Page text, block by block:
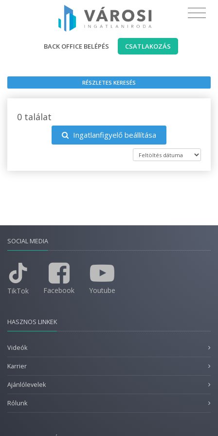
BACK OFFICE BELÉPÉS CSATLAKOZÁS
RÉSZLETES KERESÉS
0 találat
Ingatlanfigyelő beállítása
SOCIAL MEDIA
TikTok Facebook Youtube
HASZNOS LINKEK
Videók
Karrier
Ajánlólevelek
Rólunk